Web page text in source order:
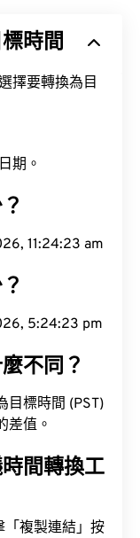
時間
擇要轉換為目
期。
11:24:24 am
5:24:24 pm
不同？
目標時間 (PST)
差值。
間轉換工
「複製連結」按